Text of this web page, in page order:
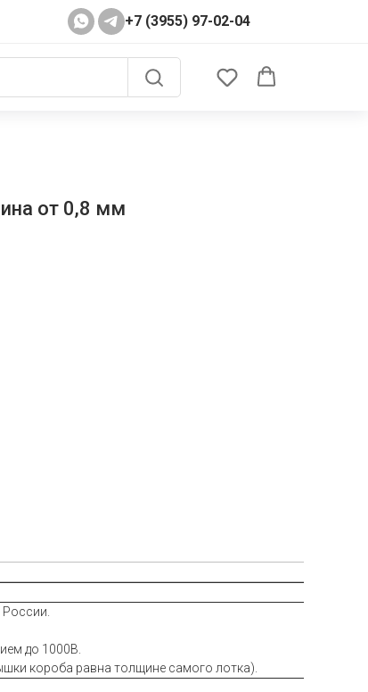
+7 (3955) 97-02-04
от 0,8 мм
до 1000В.
короба равна толщине самого лотка).